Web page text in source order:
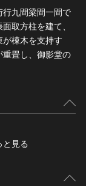
行九間梁間一間で
取方柱を建て、
棟木を支持す
重畳し、御影堂の
と見る